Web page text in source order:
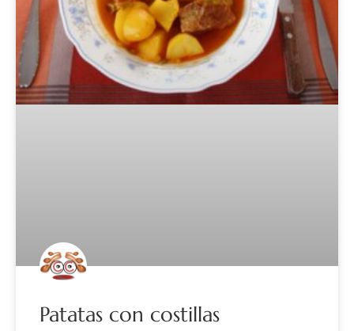
Patatas con costillas